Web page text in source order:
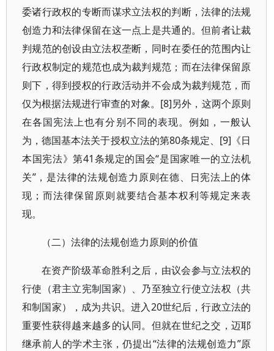
委诸行政权的专断而谋求立法权的判断，法律的法规
创造力和法律保留在这一点上是共通的。但前者让裁
判规范的创设由立法权垄断，同时在委任的范围内让
行政权制定的规范也成为裁判规范；而在法律保留原
则下，得到授权的行政活动并不会成为裁判规范，而
仅为根据法规进行审查的对象。[8]另外，这两个原则
在各国宪法上也有分别不同的表现。例如，一般认
为，德国基本法关于授权立法的第80条规定、[9]《日
本国宪法》第41条规定的国会“是国家唯一的立法机
关”，是法律的法规创造力原则在德、日宪法上的体
现；而法律保留原则就要结合基本权利等规定来表
现。
（二）法律的法规创造力原则的价值
在资产阶级革命胜利之后，由议会参与立法权的
行使（君主立宪制国家）、乃至独立行使立法权（共
和制国家），成为共识。进入20世纪后，行政立法的
重要性获得越来越多的认同。但就在世纪之交，迈耶
继承前人的学术主张，仍提出“法律的法规创造力”原